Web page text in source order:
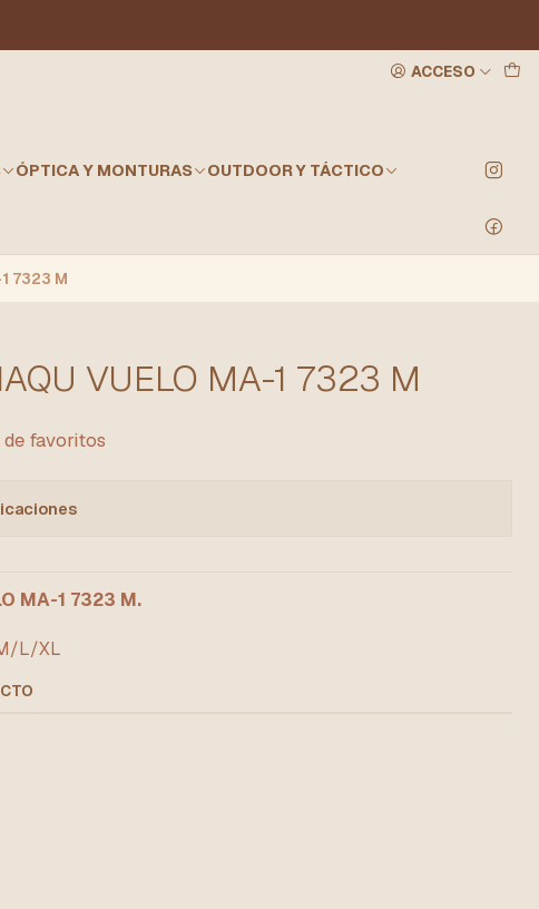
ACCESO
ÓPTICA Y MONTURAS OUTDOOR Y TÁCTICO
7323 M
VUELO MA-1 7323 M
favoritos
MA-1 7323 M.
L/XL